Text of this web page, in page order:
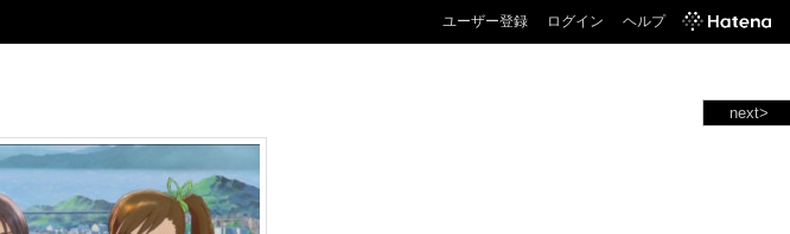
ユーザー登録 ログイン ヘルプ
next>